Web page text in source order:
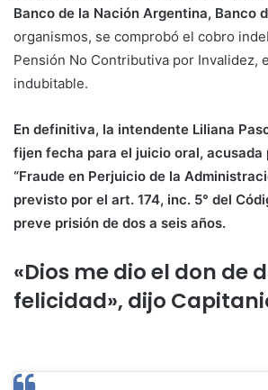
Banco de la Nación Argentina, Banco
organismos, se comprobó el cobro
Pensión No Contributiva por Invalidez,
indubitable.
En definitiva, la intendente Liliana
fijen fecha para el juicio oral, acusada
“Fraude en Perjuicio de la
previsto por el art. 174, inc. 5° del
preve prisión de dos a seis años.
«Dios me dio el don de
felicidad», dijo